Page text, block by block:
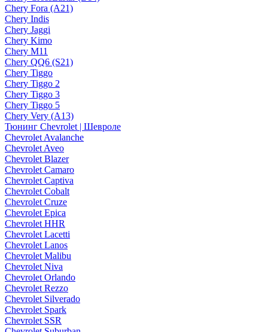
Chery Fora (A21)
Chery Indis
Chery Jaggi
Chery Kimo
Chery M11
Chery QQ6 (S21)
Chery Tiggo
Chery Tiggo 2
Chery Tiggo 3
Chery Tiggo 5
Chery Very (A13)
Тюнинг Chevrolet | Шевроле
Chevrolet Avalanche
Chevrolet Aveo
Chevrolet Blazer
Chevrolet Camaro
Chevrolet Captiva
Chevrolet Cobalt
Chevrolet Cruze
Chevrolet Epica
Chevrolet HHR
Chevrolet Lacetti
Chevrolet Lanos
Chevrolet Malibu
Chevrolet Niva
Chevrolet Orlando
Chevrolet Rezzo
Chevrolet Silverado
Chevrolet Spark
Chevrolet SSR